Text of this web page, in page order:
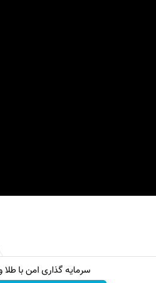
سرمایه گذاری امن با طلا